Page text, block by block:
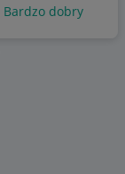
Bardzo dobry